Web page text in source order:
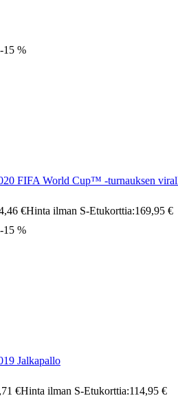
-15 %
FIFA World Cup™ ‑turnauksen
€Hinta ilman S-Etukorttia:169,95 €
-15 %
Jalkapallo
€Hinta ilman S-Etukorttia:114,95 €